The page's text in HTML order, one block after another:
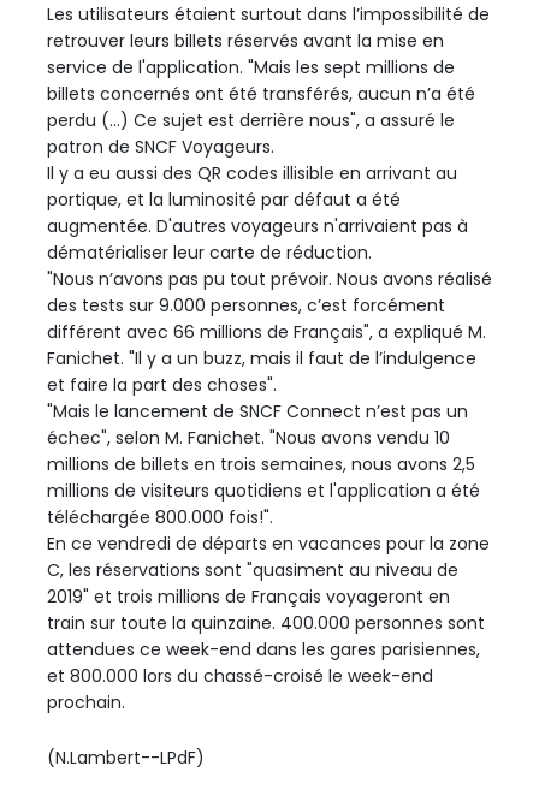
Les utilisateurs étaient surtout dans l’impossibilité de
retrouver leurs billets réservés avant la mise en
service de l'application. "Mais les sept millions de
billets concernés ont été transférés, aucun n’a été
perdu (...) Ce sujet est derrière nous", a assuré le
patron de SNCF Voyageurs.
Il y a eu aussi des QR codes illisible en arrivant au
portique, et la luminosité par défaut a été
augmentée. D'autres voyageurs n'arrivaient pas à
dématérialiser leur carte de réduction.
"Nous n’avons pas pu tout prévoir. Nous avons réalisé
des tests sur 9.000 personnes, c’est forcément
différent avec 66 millions de Français", a expliqué M.
Fanichet. "Il y a un buzz, mais il faut de l’indulgence
et faire la part des choses".
"Mais le lancement de SNCF Connect n’est pas un
échec", selon M. Fanichet. "Nous avons vendu 10
millions de billets en trois semaines, nous avons 2,5
millions de visiteurs quotidiens et l'application a été
téléchargée 800.000 fois!".
En ce vendredi de départs en vacances pour la zone
C, les réservations sont "quasiment au niveau de
2019" et trois millions de Français voyageront en
train sur toute la quinzaine. 400.000 personnes sont
attendues ce week-end dans les gares parisiennes,
et 800.000 lors du chassé-croisé le week-end
prochain.
(N.Lambert--LPdF)